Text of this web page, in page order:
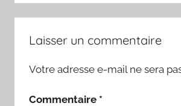
Laisser un commentaire
Votre adresse e-mail ne sera
Commentaire *